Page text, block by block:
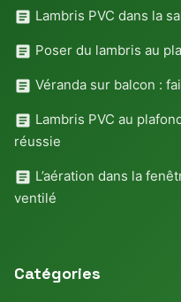
Lambris PVC dans la
Poser du lambris au
Véranda sur balcon :
Lambris PVC au
réussie
L’aération dans la
ventilé
Catégories